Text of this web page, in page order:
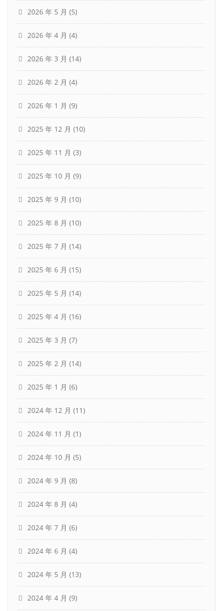
2026 年 5 月 (5)
2026 年 4 月 (4)
2026 年 3 月 (14)
2026 年 2 月 (4)
2026 年 1 月 (9)
2025 年 12 月 (10)
2025 年 11 月 (3)
2025 年 10 月 (9)
2025 年 9 月 (10)
2025 年 8 月 (10)
2025 年 7 月 (14)
2025 年 6 月 (15)
2025 年 5 月 (14)
2025 年 4 月 (16)
2025 年 3 月 (7)
2025 年 2 月 (14)
2025 年 1 月 (6)
2024 年 12 月 (11)
2024 年 11 月 (1)
2024 年 10 月 (5)
2024 年 9 月 (8)
2024 年 8 月 (4)
2024 年 7 月 (6)
2024 年 6 月 (4)
2024 年 5 月 (13)
2024 年 4 月 (9)